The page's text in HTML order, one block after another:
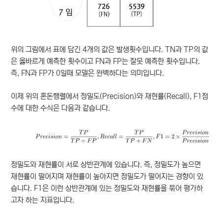
위의 그림에서 표에 담긴 4개의 값은 발생횟수입니다. TN과 TP의 값
은 옳바르게 예측한 횟수이고 FN과 FP는 잘못 예측한 횟수입니다.
즉, FN과 FP가 0일때 모델은 완벽하다는 의미입니다.
이제 위의 혼돈행렬에서 정밀도(Precision)와 재현률(Recall), F1점
수에 대한 수식은 다음과 같습니다.
정밀도와 재현률이 서로 상반관계에 있습니다. 즉, 정밀도가 높으면
재현률이 떨어지며 재현률이 높아지면 정밀도가 떨어지는 경향이 있
습니다. F1은 이런 상반관계에 있는 정밀도와 재현률을 묶어 평가하
고자 하는 지표입니다.